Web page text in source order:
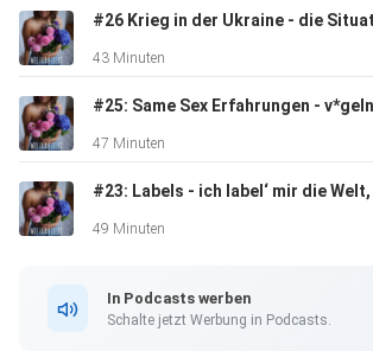
43 Minuten
47 Minuten
49 Minuten
In Podcasts werben
Schalte jetzt Werbung in Podcasts.